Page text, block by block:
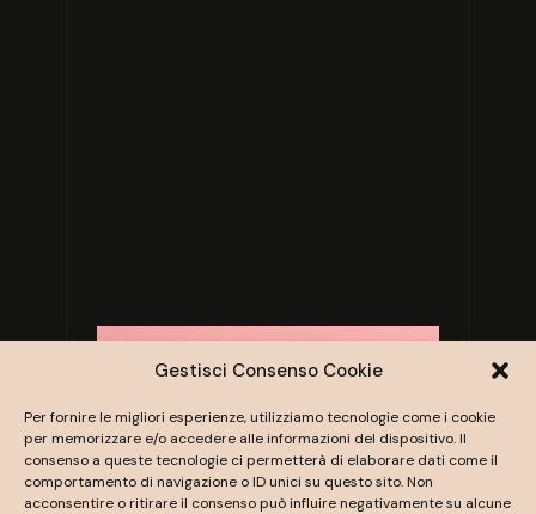
Gestisci Consenso Cookie
Per fornire le migliori esperienze, utilizziamo tecnologie come i cookie
per memorizzare e/o accedere alle informazioni del dispositivo. Il
consenso a queste tecnologie ci permetterà di elaborare dati come il
comportamento di navigazione o ID unici su questo sito. Non
acconsentire o ritirare il consenso può influire negativamente su alcune